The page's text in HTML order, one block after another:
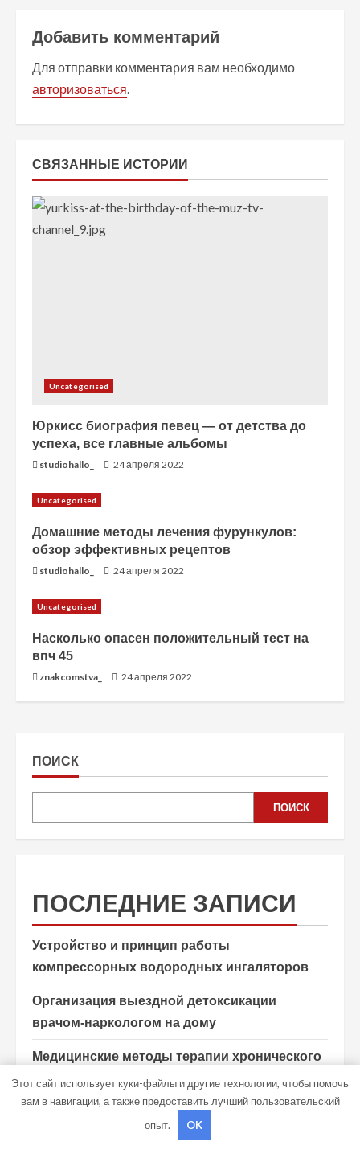
ж
и
ч
т
Добавить комментарий
Для отправки комментария вам необходимо
авторизоваться.
СВЯЗАННЫЕ ИСТОРИИ
Uncategorised
Юркисс биография певец — от детства до
успеха, все главные альбомы
studiohallo_ 24 апреля 2022
Uncategorised
Домашние методы лечения фурункулов:
обзор эффективных рецептов
studiohallo_ 24 апреля 2022
Uncategorised
Насколько опасен положительный тест на
впч 45
znakcomstva_ 24 апреля 2022
ПОИСК
ПОИСК
ПОСЛЕДНИЕ ЗАПИСИ
Устройство и принцип работы
компрессорных водородных ингаляторов
Организация выездной детоксикации
врачом-наркологом на дому
Медицинские методы терапии хронического
алкоголизма
Обустройство системы вентиляции в бане
Этот сайт использует куки-файлы и другие технологии, чтобы помочь
вам в навигации, а также предоставить лучший пользовательский
опыт.
OK